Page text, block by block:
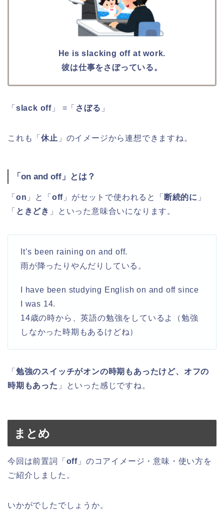
He is slacking off at work.
彼は仕事をさぼっている。
「 slack off 」 =「 さぼる 」
これも「休止 」のイメージから連想できますね。
「on and off」とは？
「 on 」と「 off 」がセットで使われると「 断続的に 」
「 ときどき 」といった意味合いになります。
It’s been raining on and off.
雨が降ったりやんだりしている。
I have been studying English on and off since
I was 14.
14歳の時から、英語の勉強をしているよ（勉強
しなかった時期もあるけどね）
「 勉強のスイッチがオンの時期もあったけど、オフの
時期もあった 」といった感じですね。
まとめ
今回は前置詞「 off 」のコアイメージ・意味・使い方を
ご紹介しました。
いかがでしたでしょうか。